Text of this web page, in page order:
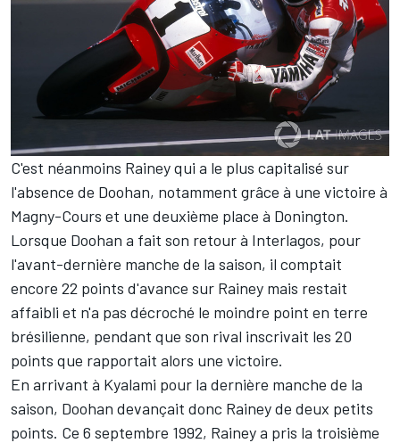
C'est néanmoins Rainey qui a le plus capitalisé sur
l'absence de Doohan, notamment grâce à une victoire à
Magny-Cours et une deuxième place à Donington.
Lorsque Doohan a fait son retour à Interlagos, pour
l'avant-dernière manche de la saison, il comptait
encore 22 points d'avance sur Rainey mais restait
affaibli et n'a pas décroché le moindre point en terre
brésilienne, pendant que son rival inscrivait les 20
points que rapportait alors une victoire.
En arrivant à Kyalami pour la dernière manche de la
saison, Doohan devançait donc Rainey de deux petits
points. Ce 6 septembre 1992, Rainey a pris la troisième